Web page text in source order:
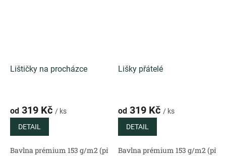
Lištičky na procházce
od 319 Kč / ks
DETAIL
Bavlna prémium 153 g/m2 (přírodní) Bavlněný satén 130 g/
Lišky přátelé
od 319 Kč / ks
DETAIL
Bavlna prémium 153 g/m2